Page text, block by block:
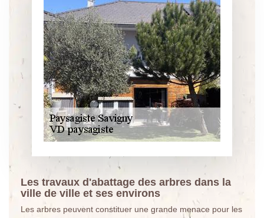
Les travaux d'abattage des arbres dans la
ville de ville et ses environs
Les arbres peuvent constituer une grande menace pour les